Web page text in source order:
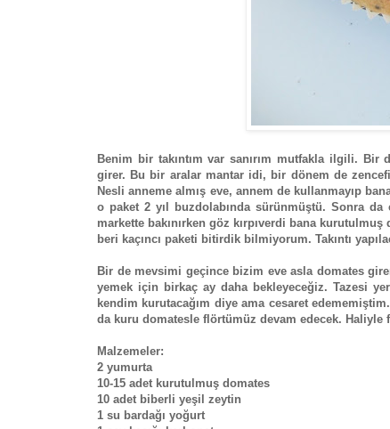
Benim bir takıntım var sanırım mutfakla ilgili.
girer. Bu bir aralar mantar idi, bir dönem de
Nesli anneme almış eve, annem de kullanmayıp
o paket 2 yıl buzdolabında sürünmüştü. Sonra
markette bakınırken göz kırpıverdi bana
beri kaçıncı paketi bitirdik bilmiyorum. Takıntı
Bir de mevsimi geçince bizim eve asla domates
yemek için birkaç ay daha bekleyeceğiz. Tazesi
kendim kurutacağım diye ama cesaret
da kuru domatesle flörtümüz devam edecek.
Malzemeler:
2 yumurta
10-15 adet kurutulmuş domates
10 adet biberli yeşil zeytin
1 su bardağı yoğurt